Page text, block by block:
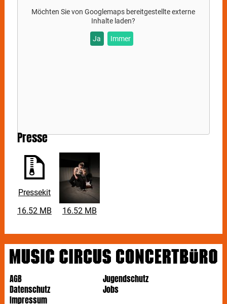
Möchten Sie vonGooglemaps bereitgestellte externe
Inhalte laden?
Ja Immer
Presse
Pressekit
16.52 MB
16.52 MB
AGB
Datenschutz
Impressum
Jugendschutz
Jobs